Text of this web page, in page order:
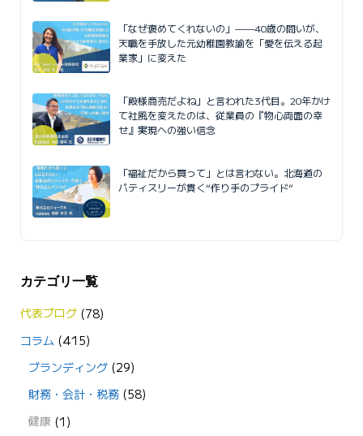
「なぜ褒めてくれないの」——40歳の問いが、
天職を手放した元幼稚園教諭を「愛を伝える起
業家」に変えた
「殿様商売だよね」と言われた3代目。20年かけ
て社風を変えたのは、従業員の『物心両面の幸
せ』実現への強い信念
「福祉だから買って」とは言わない。北海道の
パティスリーが貫く“作り手のプライド”
カテゴリ一覧
代表ブログ(78)
コラム (415)
ブランディング (29)
財務・会計・税務 (58)
健康 (1)